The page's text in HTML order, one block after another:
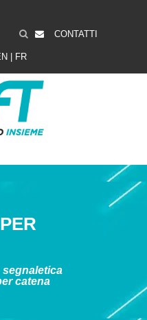
CONTATTI
FR
segnaletica
catena